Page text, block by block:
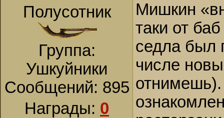
Полусотник
Группа:
Ушкуйники
Сообщений: 895
Награды: 0
Мишкин
таки от
седла был
числе